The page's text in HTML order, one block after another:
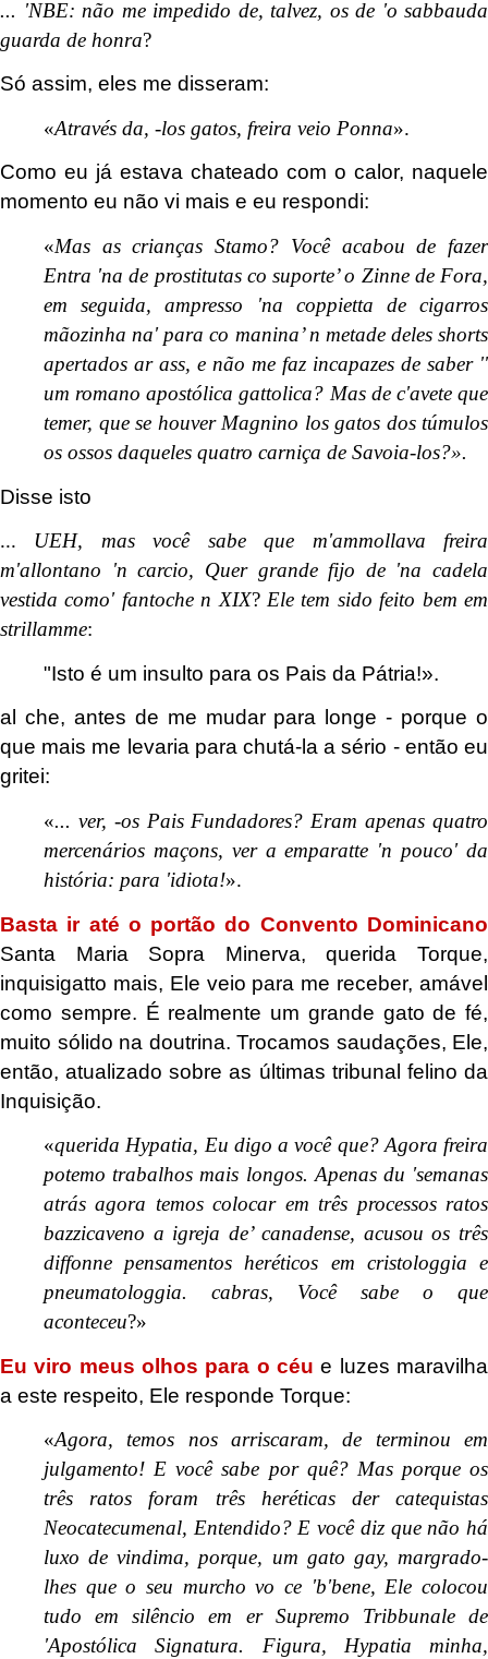
... 'NBE: não me impedido de, talvez, os de 'o sabbauda
guarda de honra?
Só assim, eles me disseram:
«Através da, -los gatos, freira veio Ponna».
Como eu já estava chateado com o calor, naquele
momento eu não vi mais e eu respondi:
«Mas as crianças Stamo? Você acabou de fazer
Entra 'na de prostitutas co suporte’ o Zinne de Fora,
em seguida, ampresso 'na coppietta de cigarros
mãozinha na' para co manina’ n metade deles shorts
apertados ar ass, e não me faz incapazes de saber ''
um romano apostólica gattolica? Mas de c'avete que
temer, que se houver Magnino los gatos dos túmulos
os ossos daqueles quatro carniça de Savoia-los?».
Disse isto
... UEH, mas você sabe que m'ammollava freira
m'allontano 'n carcio, Quer grande fijo de 'na cadela
vestida como' fantoche n XIX? Ele tem sido feito bem em
strillamme:
"Isto é um insulto para os Pais da Pátria!».
al che, antes de me mudar para longe - porque o
que mais me levaria para chutá-la a sério - então eu
gritei:
«... ver, -os Pais Fundadores? Eram apenas quatro
mercenários maçons, ver a emparatte 'n pouco' da
história: para 'idiota!».
Basta ir até o portão do Convento Dominicano
Santa Maria Sopra Minerva, querida Torque,
inquisigatto mais, Ele veio para me receber, amável
como sempre. É realmente um grande gato de fé,
muito sólido na doutrina. Trocamos saudações, Ele,
então, atualizado sobre as últimas tribunal felino da
Inquisição.
«querida Hypatia, Eu digo a você que? Agora freira
potemo trabalhos mais longos. Apenas du 'semanas
atrás agora temos colocar em três processos ratos
bazzicaveno a igreja de’ canadense, acusou os três
diffonne pensamentos heréticos em cristologgia e
pneumatologgia. cabras, Você sabe o que
aconteceu?»
Eu viro meus olhos para o céu e luzes maravilha
a este respeito, Ele responde Torque:
«Agora, temos nos arriscaram, de terminou em
julgamento! E você sabe por quê? Mas porque os
três ratos foram três heréticas der catequistas
Neocatecumenal, Entendido? E você diz que não há
luxo de vindima, porque, um gato gay, margrado-
lhes que o seu murcho vo ce 'b'bene, Ele colocou
tudo em silêncio em er Supremo Tribbunale de
'Apostólica Signatura. Figura, Hypatia minha,